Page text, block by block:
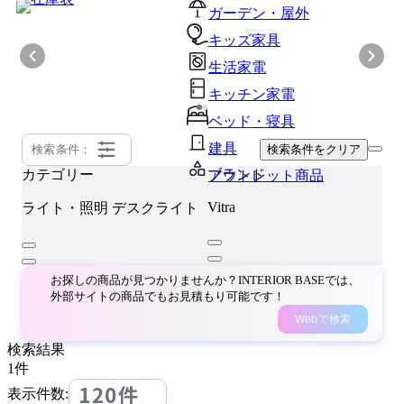
ガーデン・屋外
キッズ家具
生活家電
キッチン家電
ベッド・寝具
建具
アウトレット商品
検索条件： 検索条件をクリア
カテゴリー
ライト・照明 デスクライト
ブランド
Vitra
お探しの商品が見つかりませんか？INTERIOR BASEでは、
外部サイトの商品でもお見積もり可能です！
Webで検索
検索結果
1件
表示件数:
120件